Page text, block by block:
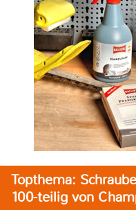
Topthema:
100-teilig von